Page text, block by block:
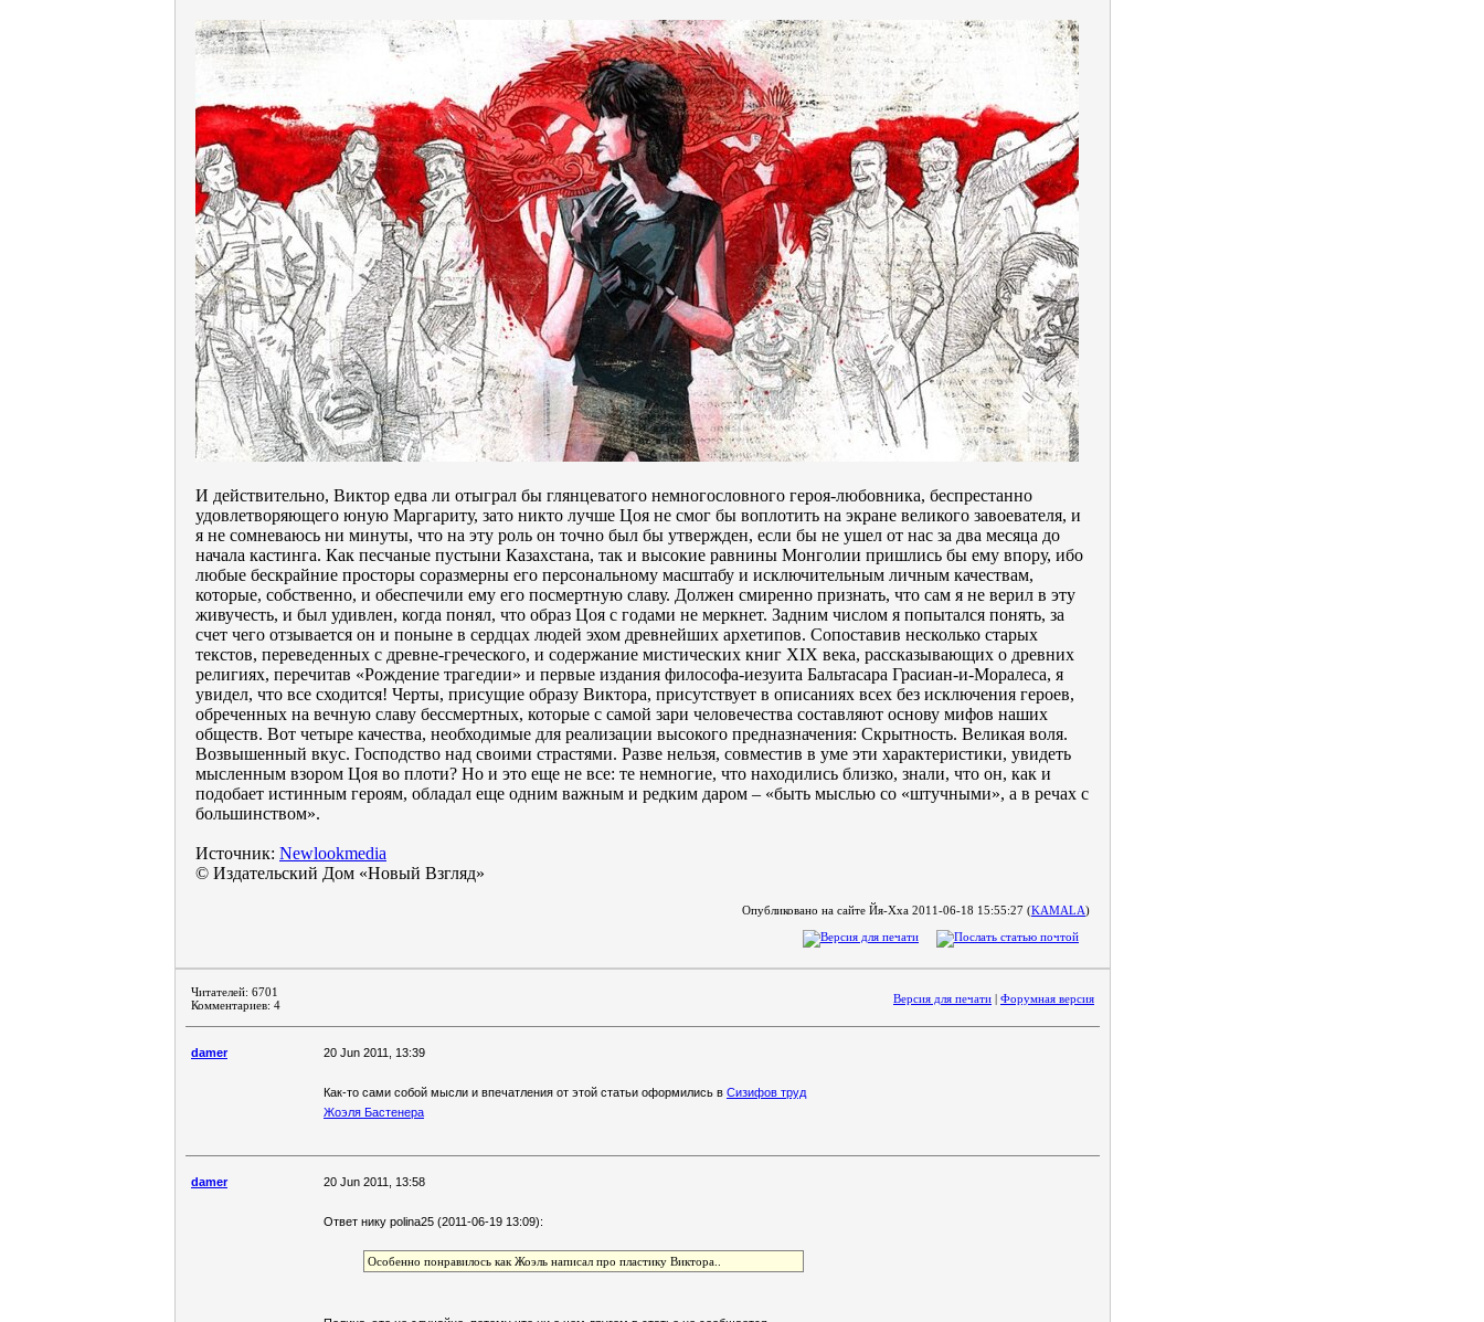
И действительно, Виктор едва ли отыграл бы глянцеватого немногословного героя-любовника, беспрестанно
удовлетворяющего юную Маргариту, зато никто лучше Цоя не смог бы воплотить на экране великого завоевателя, и
я не сомневаюсь ни минуты, что на эту роль он точно был бы утвержден, если бы не ушел от нас за два месяца до
начала кастинга. Как песчаные пустыни Казахстана, так и высокие равнины Монголии пришлись бы ему впору, ибо
любые бескрайние просторы соразмерны его персональному масштабу и исключительным личным качествам,
которые, собственно, и обеспечили ему его посмертную славу. Должен смиренно признать, что сам я не верил в эту
живучесть, и был удивлен, когда понял, что образ Цоя с годами не меркнет. Задним числом я попытался понять, за
счет чего отзывается он и поныне в сердцах людей эхом древнейших архетипов. Сопоставив несколько старых
текстов, переведенных с древне-греческого, и содержание мистических книг XIX века, рассказывающих о древних
религиях, перечитав «Рождение трагедии» и первые издания философа-иезуита Бальтасара Грасиан-и-Моралеса, я
увидел, что все сходится! Черты, присущие образу Виктора, присутствует в описаниях всех без исключения героев,
обреченных на вечную славу бессмертных, которые с самой зари человечества составляют основу мифов наших
обществ. Вот четыре качества, необходимые для реализации высокого предназначения: Скрытность. Великая воля.
Возвышенный вкус. Господство над своими страстями. Разве нельзя, совместив в уме эти характеристики, увидеть
мысленным взором Цоя во плоти? Но и это еще не все: те немногие, что находились близко, знали, что он, как и
подобает истинным героям, обладал еще одним важным и редким даром – «быть мыслью со «штучными», а в речах с
большинством».
Источник: Newlookmedia
© Издательский Дом «Новый Взгляд»
Опубликовано на сайте Йя-Хха 2011-06-18 15:55:27 (KAMALA)
Читателей: 6701
Комментариев: 4
Версия для печати | Форумная версия
damer 20 Jun 2011, 13:39
Как-то сами собой мысли и впечатления от этой статьи оформились в Сизифов труд
Жоэля Бастенера
damer 20 Jun 2011, 13:58
Ответ нику polina25 (2011-06-19 13:09):
Особенно понравилось как Жоэль написал про пластику Виктора..